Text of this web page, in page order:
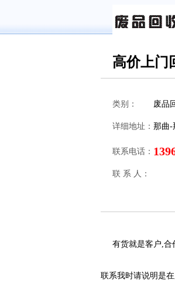
高价上门
类别： 废品
详细地址： 那曲-
联系电话：
联 系 人：
有货就是客户,合
联系我时请说明是